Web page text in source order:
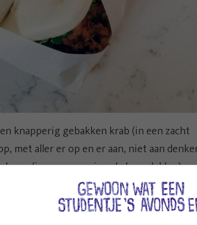
knapperig gebakken krab (in een zacht
met aller er op en er aan, niet aan
(japanse zeewiersalade, zo lekker)
En je krijgt er twee, dus dat is ook